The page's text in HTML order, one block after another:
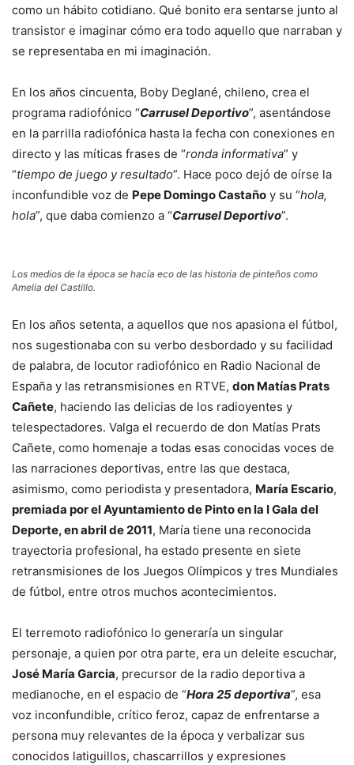
como un hábito cotidiano. Qué bonito era sentarse junto al
transistor e imaginar cómo era todo aquello que narraban y
se representaba en mi imaginación.
En los años cincuenta, Boby Deglané, chileno, crea el
programa radiofónico “Carrusel Deportivo”, asentándose
en la parrilla radiofónica hasta la fecha con conexiones en
directo y las míticas frases de “ronda informativa” y
“tiempo de juego y resultado”. Hace poco dejó de oírse la
inconfundible voz de Pepe Domingo Castaño y su “hola,
hola”, que daba comienzo a “Carrusel Deportivo”.
Los medios de la época se hacía eco de las historia de pinteños como
Amelia del Castillo.
En los años setenta, a aquellos que nos apasiona el fútbol,
nos sugestionaba con su verbo desbordado y su facilidad
de palabra, de locutor radiofónico en Radio Nacional de
España y las retransmisiones en RTVE, don Matías Prats
Cañete, haciendo las delicias de los radioyentes y
telespectadores. Valga el recuerdo de don Matías Prats
Cañete, como homenaje a todas esas conocidas voces de
las narraciones deportivas, entre las que destaca,
asimismo, como periodista y presentadora, María Escario,
premiada por el Ayuntamiento de Pinto en la I Gala del
Deporte, en abril de 2011, María tiene una reconocida
trayectoria profesional, ha estado presente en siete
retransmisiones de los Juegos Olímpicos y tres Mundiales
de fútbol, entre otros muchos acontecimientos.
El terremoto radiofónico lo generaría un singular
personaje, a quien por otra parte, era un deleite escuchar,
José María Garcia, precursor de la radio deportiva a
medianoche, en el espacio de “Hora 25 deportiva”, esa
voz inconfundible, crítico feroz, capaz de enfrentarse a
persona muy relevantes de la época y verbalizar sus
conocidos latiguillos, chascarrillos y expresiones